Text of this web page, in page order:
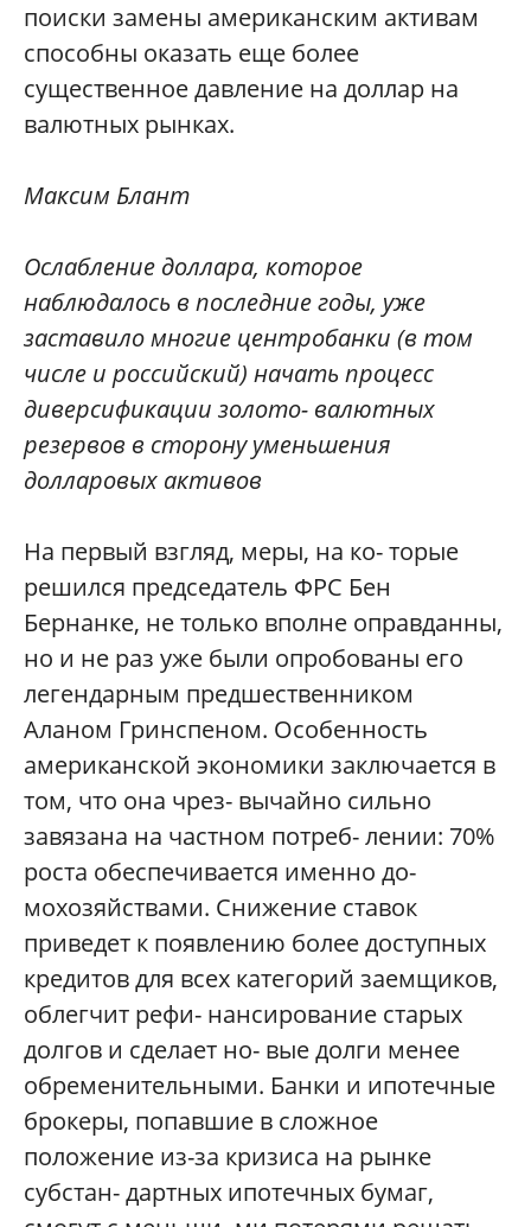
поиски замены американским активам
способны оказать еще более
существенное давление на доллар на
валютных рынках.
Максим Блант
Ослабление доллара, которое
наблюдалось в последние годы, уже
заставило многие центробанки (в том
числе и российский) начать процесс
диверсификации золото- валютных
резервов в сторону уменьшения
долларовых активов
На первый взгляд, меры, на ко- торые
решился председатель ФРС Бен
Бернанке, не только вполне оправданны,
но и не раз уже были опробованы его
легендарным предшественником
Аланом Гринспеном. Особенность
американской экономики заключается в
том, что она чрез- вычайно сильно
завязана на частном потреб- лении: 70%
роста обеспечивается именно до-
мохозяйствами. Снижение ставок
приведет к появлению более доступных
кредитов для всех категорий заемщиков,
облегчит рефи- нансирование старых
долгов и сделает но- вые долги менее
обременительными. Банки и ипотечные
брокеры, попавшие в сложное
положение из-за кризиса на рынке
субстан- дартных ипотечных бумаг,